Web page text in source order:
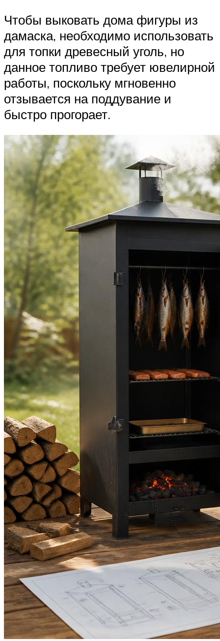
Чтобы выковать дома фигуры из
дамаска, необходимо использовать
для топки древесный уголь, но
данное топливо требует ювелирной
работы, поскольку мгновенно
отзывается на поддувание и
быстро прогорает.